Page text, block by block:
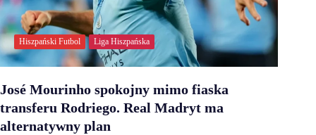
Hiszpański Futbol Liga Hiszpańska
José Mourinho spokojny mimo fiaska
transferu Rodriego. Real Madryt ma
alternatywny plan